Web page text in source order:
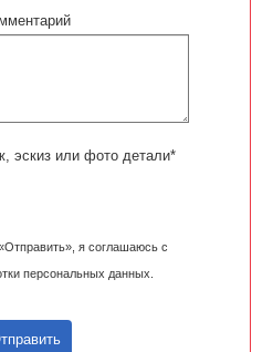
эскиз или фото детали*
я соглашаюсь с
персональных данных.